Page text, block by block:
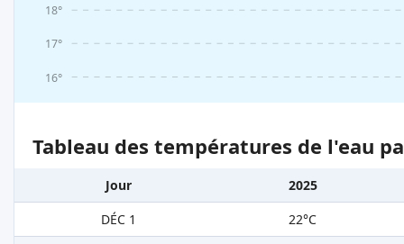
16°
17°
18°
Tableau des températures de l'eau
Jour
2025
DÉC 1
22°C